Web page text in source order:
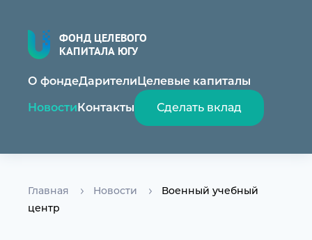
ФОНД ЦЕЛЕВОГО
КАПИТАЛА ЮГУ
О фондеДарителиЦелевые капиталы
НовостиКонтакты Сделать вклад
Главная Новости
Военный учебный
центр